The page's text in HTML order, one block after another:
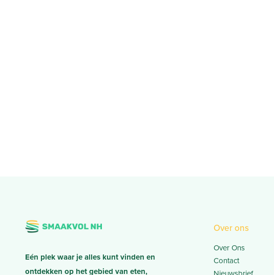
Eén plek waar je alles kunt vinden en
ontdekken op het gebied van eten,
Over ons
Over Ons
Contact